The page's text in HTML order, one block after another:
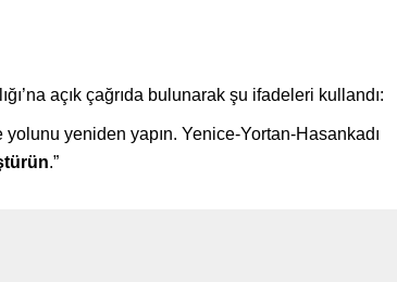
açık çağrıda bulunarak şu ifadeleri kullandı:
yeniden yapın. Yenice-Yortan-Hasankadı
.”